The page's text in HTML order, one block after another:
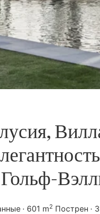
Гольф-
601 m2Пострен